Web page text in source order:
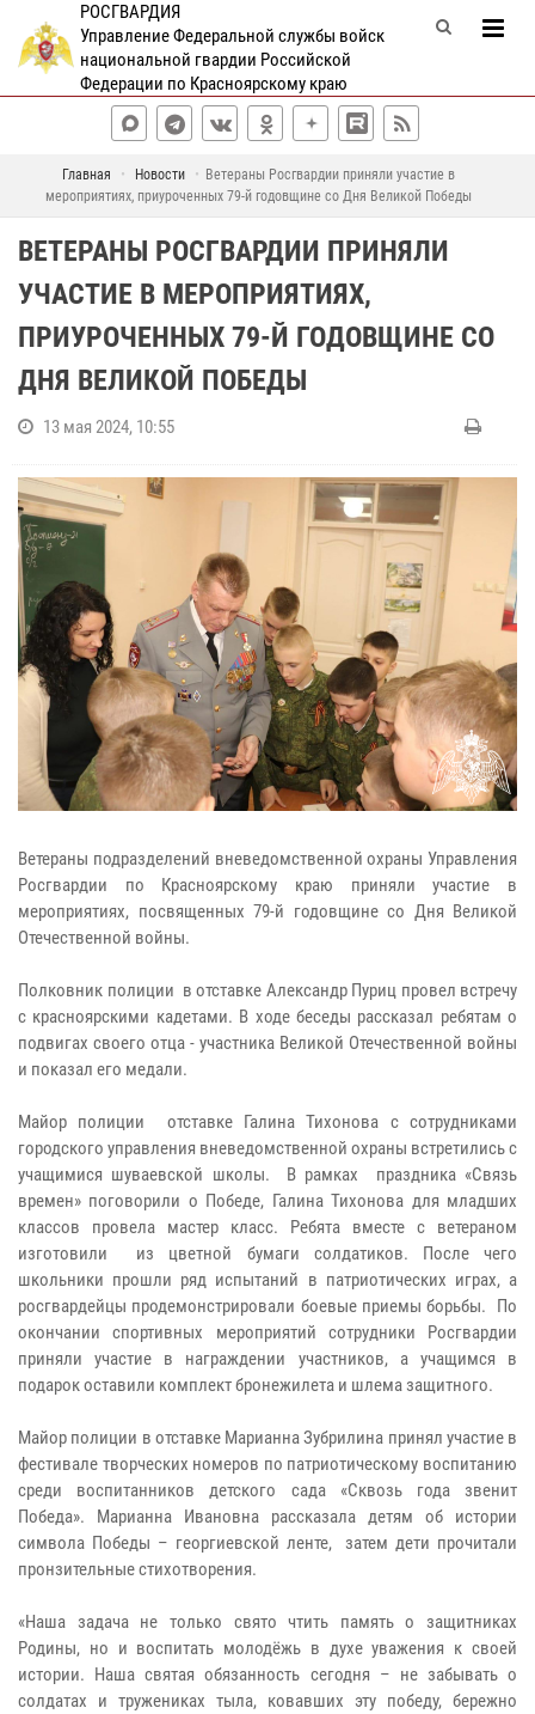
РОСГВАРДИЯ
Управление Федеральной службы войск
национальной гвардии Российской
Федерации по Красноярскому краю
Главная Новости
Ветераны Росгвардии приняли участие в
мероприятиях, приуроченных 79-й годовщине со Дня Великой Победы
ВЕТЕРАНЫ РОСГВАРДИИ ПРИНЯЛИ
УЧАСТИЕ В МЕРОПРИЯТИЯХ,
ПРИУРОЧЕННЫХ 79-Й ГОДОВЩИНЕ СО
ДНЯ ВЕЛИКОЙ ПОБЕДЫ
13 мая 2024, 10:55
Ветераны подразделений вневедомственной охраны Управления
Росгвардии по Красноярскому краю приняли участие в
мероприятиях, посвященных 79-й годовщине со Дня Великой
Отечественной войны.
Полковник полиции в отставке Александр Пуриц провел встречу
с красноярскими кадетами. В ходе беседы рассказал ребятам о
подвигах своего отца - участника Великой Отечественной войны
и показал его медали.
Майор полиции отставке Галина Тихонова с сотрудниками
городского управления вневедомственной охраны встретились с
учащимися шуваевской школы. В рамках праздника «Связь
времен» поговорили о Победе, Галина Тихонова для младших
классов провела мастер класс. Ребята вместе с ветераном
изготовили из цветной бумаги солдатиков. После чего
школьники прошли ряд испытаний в патриотических играх, а
росгвардейцы продемонстрировали боевые приемы борьбы. По
окончании спортивных мероприятий сотрудники Росгвардии
приняли участие в награждении участников, а учащимся в
подарок оставили комплект бронежилета и шлема защитного.
Майор полиции в отставке Марианна Зубрилина принял участие в
фестивале творческих номеров по патриотическому воспитанию
среди воспитанников детского сада «Сквозь года звенит
Победа». Марианна Ивановна рассказала детям об истории
символа Победы – георгиевской ленте, затем дети прочитали
пронзительные стихотворения.
«Наша задача не только свято чтить память о защитниках
Родины, но и воспитать молодёжь в духе уважения к своей
истории. Наша святая обязанность сегодня – не забывать о
солдатах и тружениках тыла, ковавших эту победу, бережно